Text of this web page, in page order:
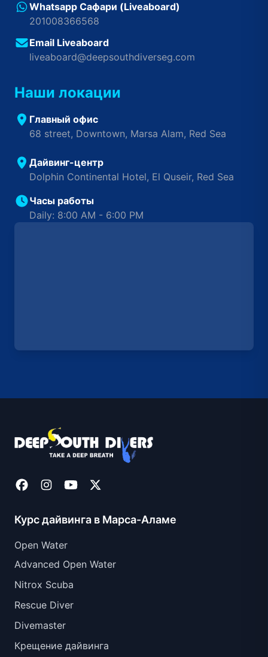
Whatsapp Сафари (Liveaboard)
201008366568
Email Liveaboard
liveaboard@deepsouthdiverseg.com
Наши локации
Главный офис
68 street, Downtown, Marsa Alam, Red Sea
Дайвинг-центр
Dolphin Continental Hotel, El Quseir, Red Sea
Часы работы
Daily: 8:00 AM - 6:00 PM
Курс дайвинга в Марса-Аламе
Open Water
Advanced Open Water
Nitrox Scuba
Rescue Diver
Divemaster
Крещение дайвинга